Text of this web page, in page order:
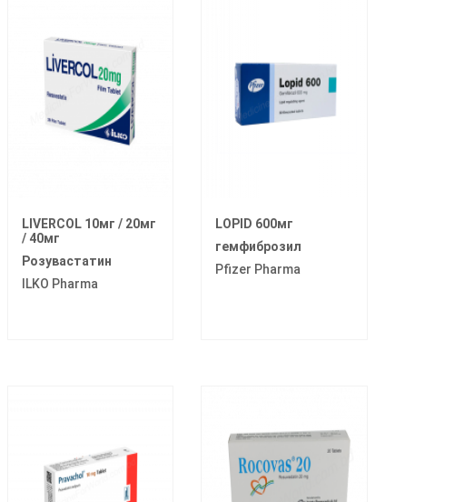
LIVERCOL 10мг / 20мг
/ 40мг
Розувастатин
ILKO Pharma
LOPID 600мг
гемфиброзил
Pfizer Pharma